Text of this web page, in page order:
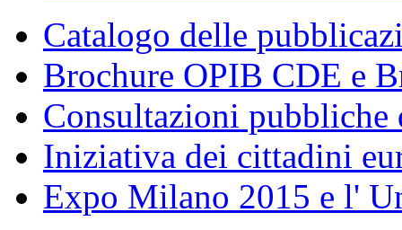
Catalogo delle
Brochure OPIB CDE e
Consultazioni pubbliche
Iniziativa dei cittadini
Expo Milano 2015 e l'